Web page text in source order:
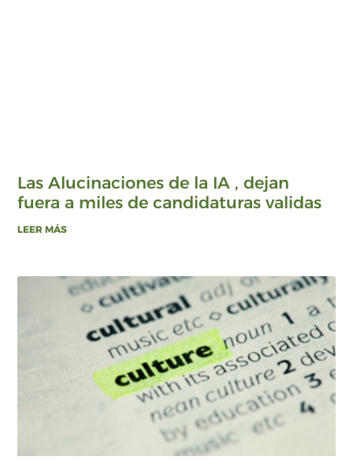
Las Alucinaciones de la IA , dejan
fuera a miles de candidaturas validas
LEER MÁS